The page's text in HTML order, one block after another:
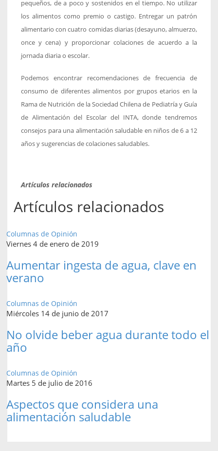
pequeños, de a poco y sostenidos en el tiempo. No utilizar
los alimentos como premio o castigo. Entregar un patrón
alimentario con cuatro comidas diarias (desayuno, almuerzo,
once y cena) y proporcionar colaciones de acuerdo a la
jornada diaria o escolar.
Podemos encontrar recomendaciones de frecuencia de
consumo de diferentes alimentos por grupos etarios en la
Rama de Nutrición de la Sociedad Chilena de Pediatría y Guía
de Alimentación del Escolar del INTA, donde tendremos
consejos para una alimentación saludable en niños de 6 a 12
años y sugerencias de colaciones saludables.
Artículos relacionados
Artículos relacionados
Columnas de Opinión
Viernes 4 de enero de 2019
Aumentar ingesta de agua, clave en
verano
Columnas de Opinión
Miércoles 14 de junio de 2017
No olvide beber agua durante todo el
año
Columnas de Opinión
Martes 5 de julio de 2016
Aspectos que considera una
alimentación saludable